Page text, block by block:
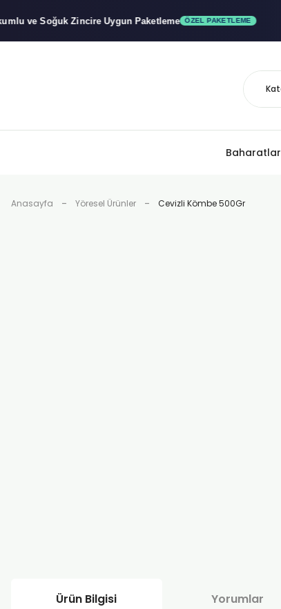
Soğuk Zincire Uygun Paketleme ÖZEL PAKETLEME
Baharatlar
Anasayfa Yöresel Ürünler Cevizli Kömbe 500Gr
Ürün Bilgisi Yorumlar